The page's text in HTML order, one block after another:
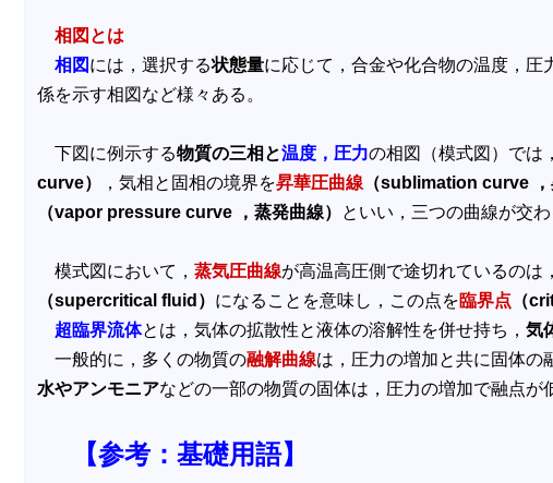
相図とは
相図には，選択する状態量に応じて，合金や化合物の温度，圧
係を示す相図など様々ある。
下図に例示する物質の三相と温度，圧力の相図（模式図）では
curve）
，気相と固相の境界を昇華圧曲線 （sublimation curve ，
（vapor pressure curve ，蒸発曲線）
といい，三つの曲線が交
模式図において， 蒸気圧曲線が高温高圧側で途切れているのは
（supercritical fluid） になることを意味し，この点を臨界点 （
超臨界流体とは，気体の拡散性と液体の溶解性を併せ持ち， 気
一般的に，多くの物質の融解曲線は，圧力の増加と共に固体の
水やアンモニアなどの一部の物質の固体は，圧力の増加で融点が
【参考：基礎用語】